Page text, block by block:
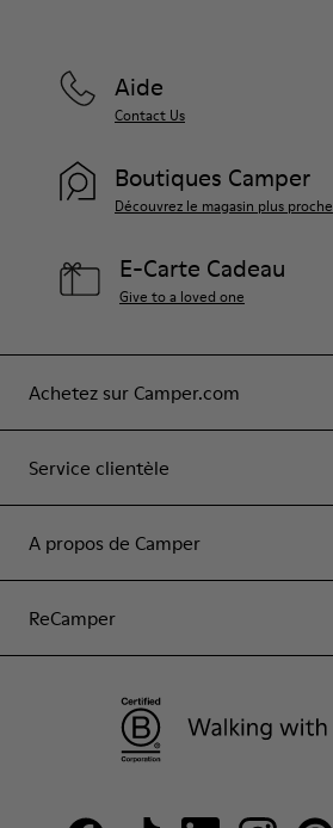
Achetez sur Camper.com
Service clientèle
A propos de Camper
ReCamper
Aide
Contact Us
Boutiques Camper
Découvrez le magasin plus proche
E-Carte Cadeau
Give to a loved one